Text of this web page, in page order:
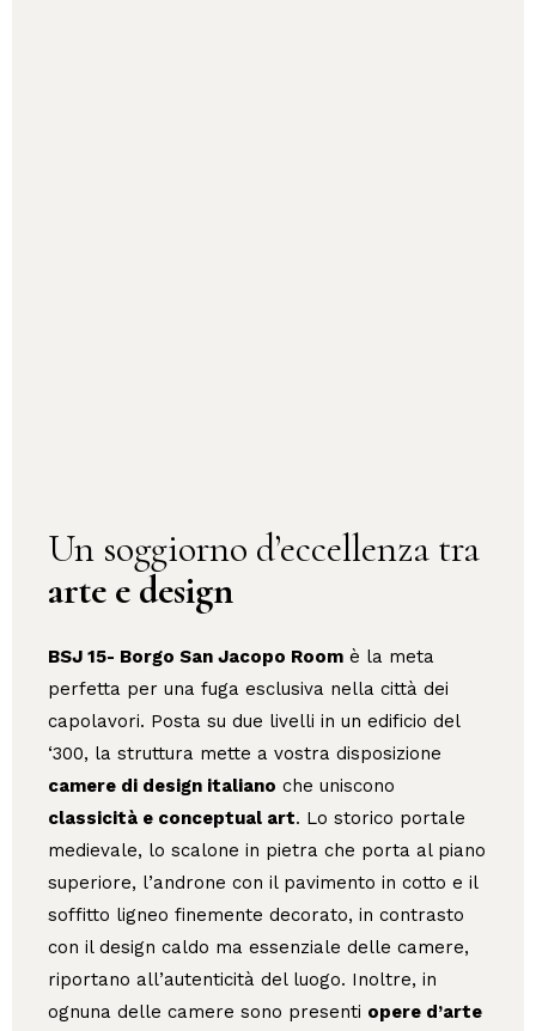
Un soggiorno d’eccellenza tra
arte e design
BSJ 15- Borgo San Jacopo Room è la meta
perfetta per una fuga esclusiva nella città dei
capolavori. Posta su due livelli in un edificio del
‘300, la struttura mette a vostra disposizione
camere di design italiano che uniscono
classicità e conceptual art. Lo storico portale
medievale, lo scalone in pietra che porta al piano
superiore, l’androne con il pavimento in cotto e il
soffitto ligneo finemente decorato, in contrasto
con il design caldo ma essenziale delle camere,
riportano all’autenticità del luogo. Inoltre, in
ognuna delle camere sono presenti opere d’arte